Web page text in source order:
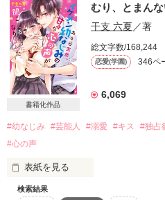
ステータス 全て 完
作品の長さ 長編 中編
コンテスト
超短編で謎をしかけろ！100文
夫・ハル（25）「じゃあ――次、
妻・マナ（27）「甘えたいんだ？
同じ苗字になってから、もう二
もっと、夢中になってほしくて。
まだ、足りなくて。
書籍化作品
むり、とまんな
干支 六夏 ／著
総文字数/168,244
恋愛(学園) 346ペ
6,069
#幼なじみ #芸能人 #溺愛 #キス #独占
#心の声
表紙を見る
検索結果